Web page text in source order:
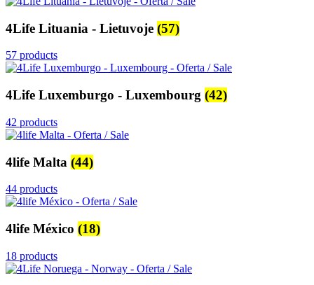
4Life Lituania - Lietuvoje (57)
57 products
4Life Luxemburgo - Luxembourg (42)
42 products
4life Malta (44)
44 products
4life México (18)
18 products